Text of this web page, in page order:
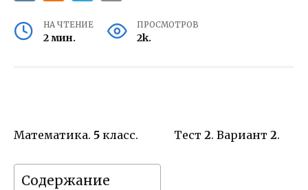
НА ЧТЕНИЕ
2 мин.
ПРОСМОТРОВ
2k.
Математика. 5 класс. Тест 2. Вариант 2.
Содержание